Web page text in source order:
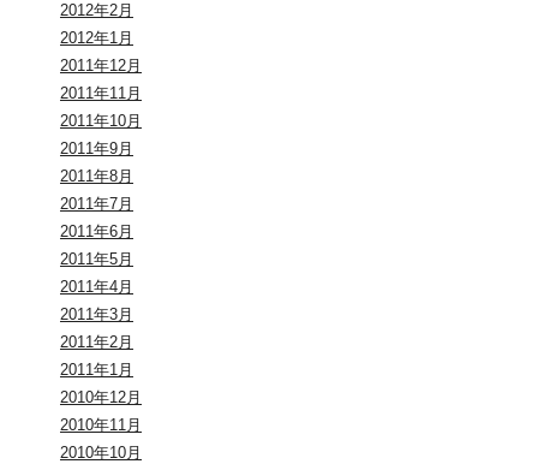
2012年2月
2012年1月
2011年12月
2011年11月
2011年10月
2011年9月
2011年8月
2011年7月
2011年6月
2011年5月
2011年4月
2011年3月
2011年2月
2011年1月
2010年12月
2010年11月
2010年10月